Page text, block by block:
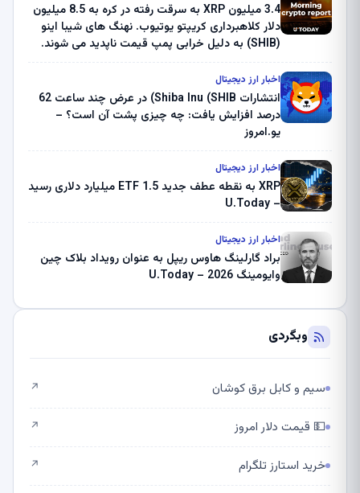
3.4 میلیون XRP به سرقت رفته در کره به 8.5 میلیون
دلار کلاهبرداری کریپتو یوتیوب. نهنگ های شیبا اینو
(SHIB) به دلیل خرابی پمپ قیمت ناپدید می شوند.
ثبت کرد – گزارش کریپتو صبح – U.Today
اخبار ارز دیجیتال
انتشارات Shiba Inu (SHIB) در عرض چند ساعت 62
درصد افزایش یافت: چه چیزی پشت آن است؟ –
یو.امروز
اخبار ارز دیجیتال
XRP به نقطه عطف جدید ETF 1.5 میلیارد دلاری رسید
– U.Today
اخبار ارز دیجیتال
براد گارلینگ هاوس ریپل به عنوان رویداد بلاک چین
وایومینگ 2026 – U.Today
وبگردی
سیم و کابل برق کوشان ↗
💵 قیمت دلار امروز ↗
خرید استارز تلگرام ↗